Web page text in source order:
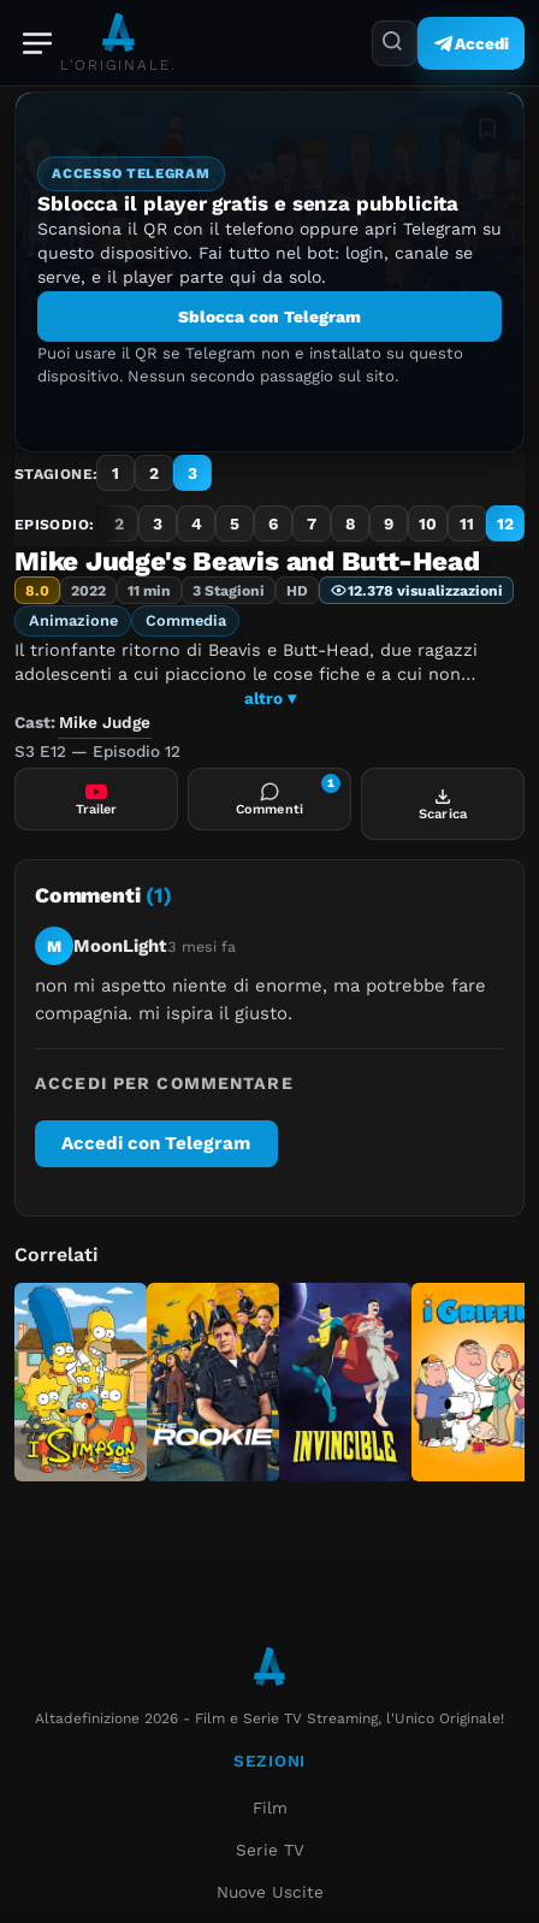
L'ORIGINALE.
Accedi
ACCESSO TELEGRAM
Sblocca il player gratis e senza pubblicita
Scansiona il QR con il telefono oppure apri Telegram su
questo dispositivo. Fai tutto nel bot: login, canale se
serve, e il player parte qui da solo.
Sblocca con Telegram
Puoi usare il QR se Telegram non e installato su questo
dispositivo. Nessun secondo passaggio sul sito.
STAGIONE: 1 2 3
EPISODIO:
1 2 3 4 5 6 7 8 9 10 11 12
Mike Judge's Beavis and Butt-Head
8.0 2022 11 min 3 Stagioni HD 12.378 visualizzazioni
Animazione Commedia
Il trionfante ritorno di Beavis e Butt-Head, due ragazzi
adolescenti a cui piacciono le cose fiche e a cui non
piacciono le cose che fanno schifo.
altro ▾
Cast: Mike Judge
S3 E12 — Episodio 12
Trailer Commenti
1
Scarica
Commenti (1)
M MoonLight3 mesi fa
non mi aspetto niente di enorme, ma potrebbe fare
compagnia. mi ispira il giusto.
ACCEDI PER COMMENTARE
Accedi con Telegram
Correlati
Altadefinizione 2026 - Film e Serie TV Streaming, l'Unico Originale!
SEZIONI
Film
Serie TV
Nuove Uscite